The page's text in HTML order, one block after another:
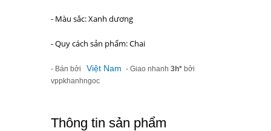
- Màu sắc: Xanh dương
- Quy cách sản phẩm: Chai
- Bán bởi Việt Nam - Giao nhanh 3h* bởi
vppkhanhngoc
Thông tin sản phẩm